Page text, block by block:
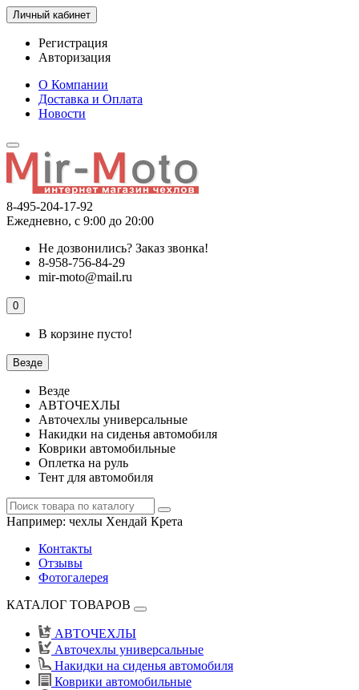
Личный кабинет
Регистрация
Авторизация
О Компании
Доставка и Оплата
Новости
8-495-204-17-92
Ежедневно, с 9:00 до 20:00
Не дозвонились? Заказ звонка!
8-958-756-84-29
mir-moto@mail.ru
0
В корзине пусто!
Везде
Везде
АВТОЧЕХЛЫ
Авточехлы универсальные
Накидки на сиденья автомобиля
Коврики автомобильные
Оплетка на руль
Тент для автомобиля
Например: чехлы Хендай Крета
Контакты
Отзывы
Фотогалерея
КАТАЛОГ ТОВАРОВ
АВТОЧЕХЛЫ
Авточехлы универсальные
Накидки на сиденья автомобиля
Коврики автомобильные